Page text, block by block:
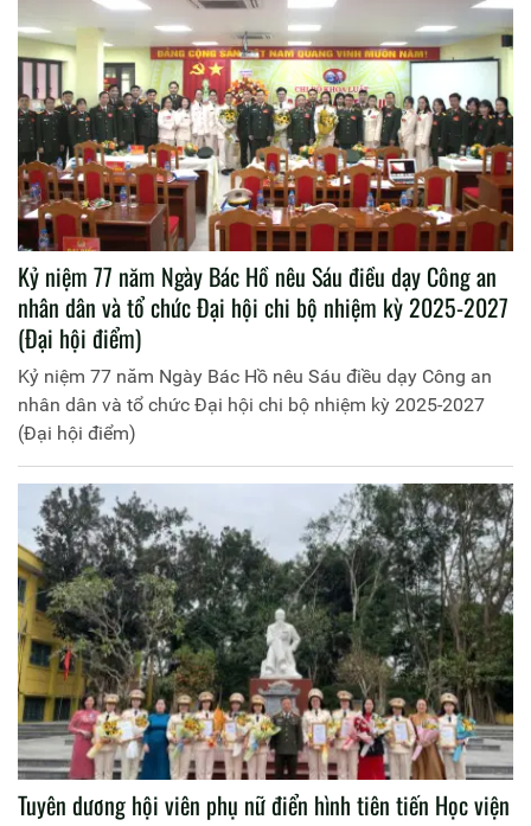
Kỷ niệm 77 năm Ngày Bác Hồ nêu Sáu điều dạy Công an
nhân dân và tổ chức Đại hội chi bộ nhiệm kỳ 2025-2027
(Đại hội điểm)
Kỷ niệm 77 năm Ngày Bác Hồ nêu Sáu điều dạy Công an
nhân dân và tổ chức Đại hội chi bộ nhiệm kỳ 2025-2027
(Đại hội điểm)
Tuyên dương hội viên phụ nữ điển hình tiên tiến Học viện